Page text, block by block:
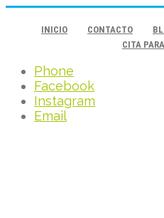
INICIO CONTACTO
CITA
Phone
Facebook
Instagram
Email